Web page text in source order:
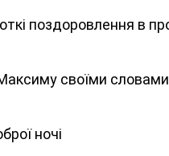
поздоровлення в
Максиму своїми
ночі